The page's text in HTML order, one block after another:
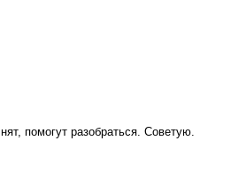
помогут разобраться. Советую.